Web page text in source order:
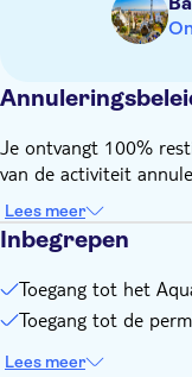
Je ontvangt 100%
van de activiteit
Lees meer
Inbegrepen
Toegang tot het
Toegang tot de
Lees meer